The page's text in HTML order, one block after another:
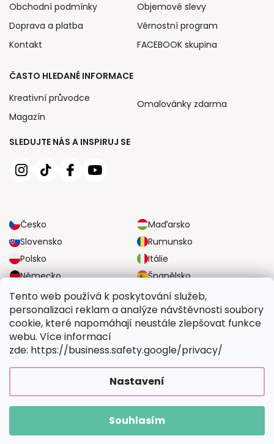
Tento web používá k poskytování služeb,
personalizaci reklam a analýze návštěvnosti soubory
cookie, které napomáhají neustále zlepšovat funkce
webu. Více informací
zde: https://business.safety.google/privacy/
Nastavení
Souhlasím
SLEDUJTE NÁS A INSPIRUJ SE
Česko
Maďarsko
Slovensko
Rumunsko
Polsko
Itálie
Německo
Španělsko
Velká Británie
Rakousko
Obchodní podmínky
Doprava a platba
Kontakt
Objemové slevy
Věrnostní program
FACEBOOK skupina
ČASTO HLEDANÉ INFORMACE
Kreativní průvodce
Magazín
Omalovánky zdarma
SPOLEHLIVÉ MOŽNOSTI DOPRAVY
BEZPEČNÉ MOŽNOSTI PLATBY
Vytvořil Shoptet Premium|UpraviloFV STUDIO
Vymalujsisam.cz. Všechna práva vyhrazena.